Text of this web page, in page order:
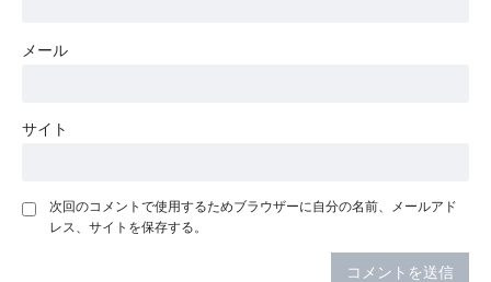
メール
サイト
次回のコメントで使用するためブラウザーに自分の名前、メールアド
レス、サイトを保存する。